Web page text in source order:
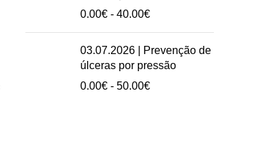
0.00€ - 40.00€Intervalo
preços:
0.00€
40.00€
03.07.2026 | Prevenção de
úlceras por pressão
0.00€ - 50.00€Intervalo